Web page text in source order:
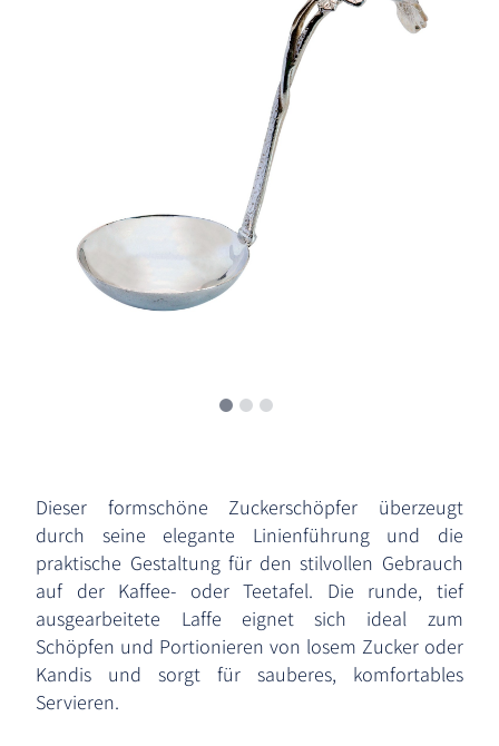
Dieser formschöne Zuckerschöpfer überzeugt
durch seine elegante Linienführung und die
praktische Gestaltung für den stilvollen Gebrauch
auf der Kaffee- oder Teetafel. Die runde, tief
ausgearbeitete Laffe eignet sich ideal zum
Schöpfen und Portionieren von losem Zucker oder
Kandis und sorgt für sauberes, komfortables
Servieren.